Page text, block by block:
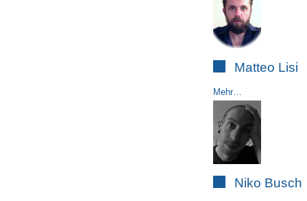
Matteo Lisi
Mehr…
Niko Busch